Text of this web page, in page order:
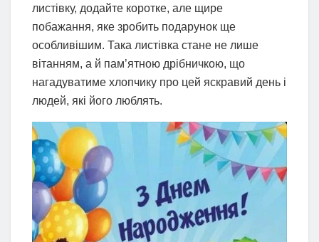
листівку, додайте коротке, але щире
побажання, яке зробить подарунок ще
особливішим. Така листівка стане не лише
вітанням, а й пам’ятною дрібничкою, що
нагадуватиме хлопчику про цей яскравий день і
людей, які його люблять.